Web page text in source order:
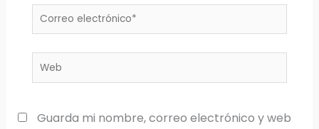
Correo
electrónico*
Web
Guarda mi nombre, correo electrónico y web